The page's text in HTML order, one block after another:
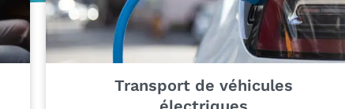
Transport de véhicules